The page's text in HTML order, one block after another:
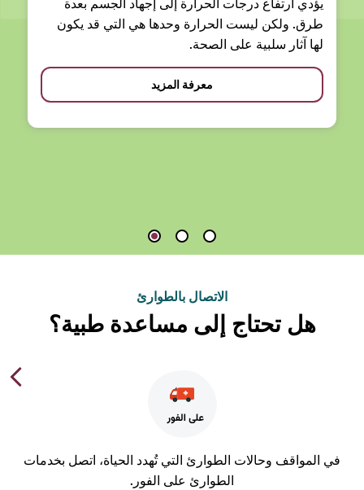
يؤدي ارتفاع درجات الحرارة إلى إجهاد الجسم بعدة
طرق. ولكن ليست الحرارة وحدها هي التي قد يكون
لها آثار سلبية على الصحة.
معرفة المزيد
الاتصال بالطوارئ
هل تحتاج إلى مساعدة طبية؟
المواقف وحالات الطوارئ التي تُهدد الحياة، اتصل بخدمات
الطوارئ على الفور.